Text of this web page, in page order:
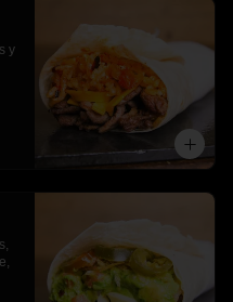
y